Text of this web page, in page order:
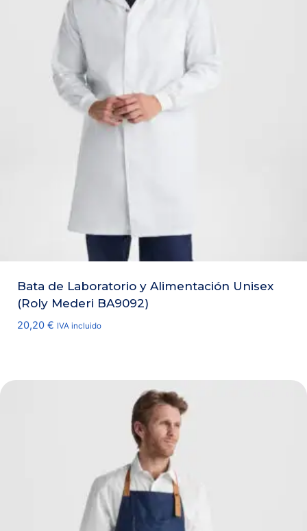
Bata de Laboratorio y Alimentación Unisex
(Roly Mederi BA9092)
20,20 € IVA incluido